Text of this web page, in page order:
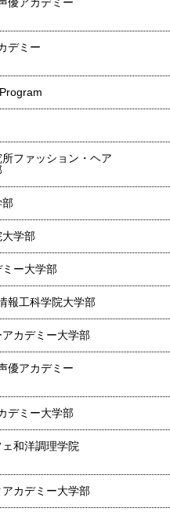
デミー
ファッション・ヘア
部
学部
ー大学部
報工科学院大学部
カデミー大学部
優アカデミー
デミー大学部
和洋調理学院
カデミー大学部